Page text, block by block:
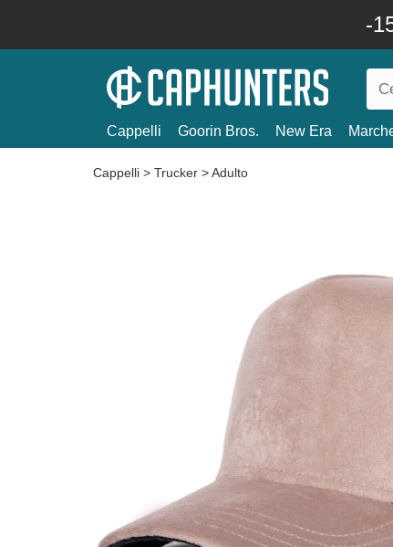
-
Cappelli Goorin Bros. New Era
Cappelli > Trucker >Adulto